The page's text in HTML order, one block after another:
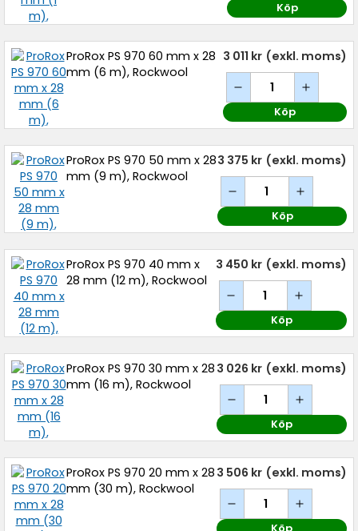
Köp
ProRox PS 970 60 mm x 28
mm (6 m), Rockwool
3 011 kr (exkl. moms)
Köp
ProRox PS 970 50 mm x 28
mm (9 m), Rockwool
3 375 kr (exkl. moms)
Köp
ProRox PS 970 40 mm x
28 mm (12 m), Rockwool
3 450 kr (exkl. moms)
Köp
ProRox PS 970 30 mm x 28
mm (16 m), Rockwool
3 026 kr (exkl. moms)
Köp
ProRox PS 970 20 mm x 28
mm (30 m), Rockwool
3 506 kr (exkl. moms)